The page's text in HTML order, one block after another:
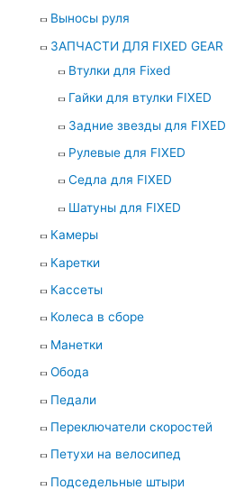
Выносы руля
ЗАПЧАСТИ ДЛЯ FIXED GEAR
Втулки для Fixed
Гайки для втулки FIXED
Задние звезды для FIXED
Рулевые для FIXED
Седла для FIXED
Шатуны для FIXED
Камеры
Каретки
Кассеты
Колеса в сборе
Манетки
Обода
Педали
Переключатели скоростей
Петухи на велосипед
Подседельные штыри